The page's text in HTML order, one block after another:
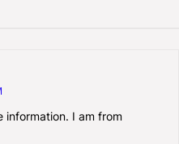
information. I am from